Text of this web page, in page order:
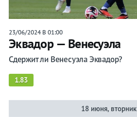
23/06/2024 В 01:00
Эквадор — Венесуэла
Сдержит ли Венесуэла Эквадор?
1.83
18 июня, вторник